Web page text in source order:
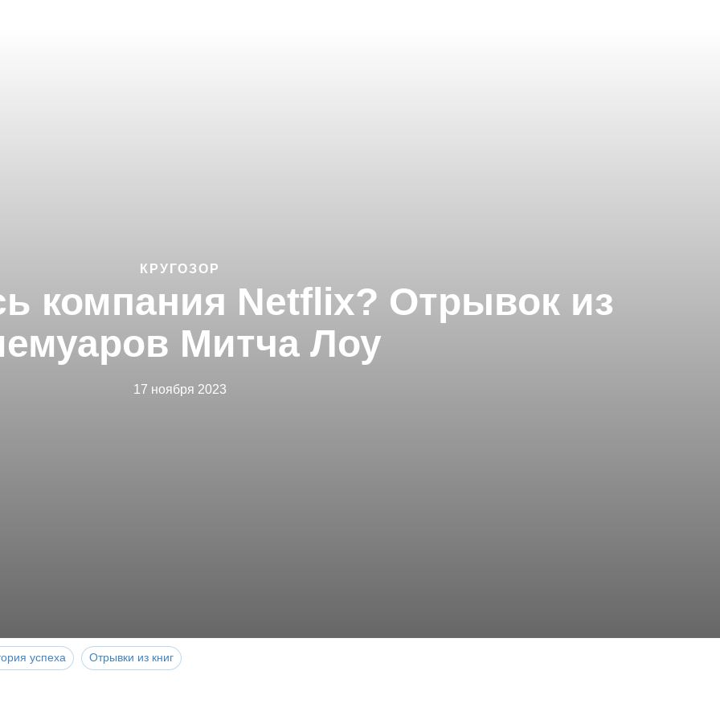
КРУГОЗОР
компания Netflix? Отрывок из
Митча Лоу
17 ноября 2023
успеха Отрывки из книг